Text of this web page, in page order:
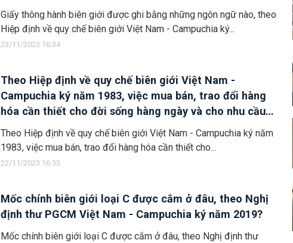
Giấy thông hành biên giới được ghi bằng những ngôn ngữ nào, theo
Hiệp định về quy chế biên giới Việt Nam - Campuchia ký...
23/11/2023 16:34
Theo Hiệp định về quy chế biên giới Việt Nam -
Campuchia ký năm 1983, việc mua bán, trao đổi hàng
hóa cần thiết cho đời sống hàng ngày và cho nhu cầu
sản xuất của người dân khu vực biên giới hai Bên có
phải xin giấy phép hoặc chịu thuế không?
Theo Hiệp định về quy chế biên giới Việt Nam - Campuchia ký năm
1983, việc mua bán, trao đổi hàng hóa cần thiết cho...
22/11/2023 16:33
Mốc chính biên giới loại C được cắm ở đâu, theo Nghị
định thư PGCM Việt Nam - Campuchia ký năm 2019?
Mốc chính biên giới loại C được cắm ở đâu, theo Nghị định thư